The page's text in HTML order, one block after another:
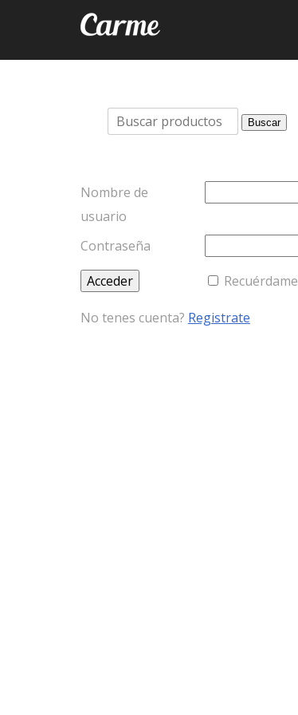
Buscar
por:
Buscar
Nombre de
usuario
Contraseña
Recuérdame
No tenes cuenta? Registrate